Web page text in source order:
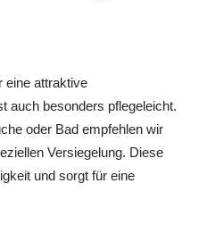
eine attraktive
auch besonders pflegeleicht.
oder Bad empfehlen wir
Versiegelung. Diese
und sorgt für eine